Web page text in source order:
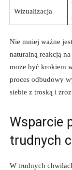
Wizualizacja
Nie mniej ważne
naturalną reakcją
może być krokiem
proces odbudowy
siebie z troską i
Wsparcie
trudnych
W trudnych